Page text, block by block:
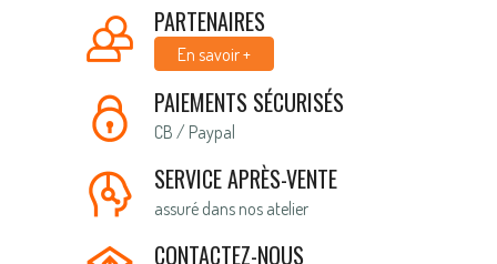
PARTENAIRES
En savoir +
PAIEMENTS SÉCURISÉS
CB / Paypal
SERVICE APRÈS-VENTE
assuré dans nos atelier
CONTACTEZ-NOUS